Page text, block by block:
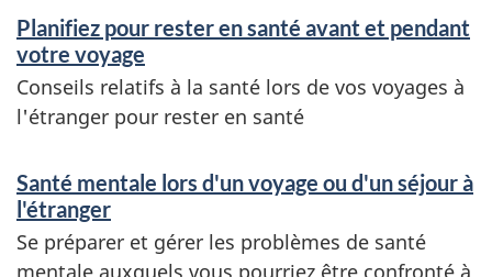
Planifiez pour rester en santé avant et pendant
votre voyage
Conseils relatifs à la santé lors de vos voyages à
l'étranger pour rester en santé
Santé mentale lors d'un voyage ou d'un séjour à
l'étranger
Se préparer et gérer les problèmes de santé
mentale auxquels vous pourriez être confronté à